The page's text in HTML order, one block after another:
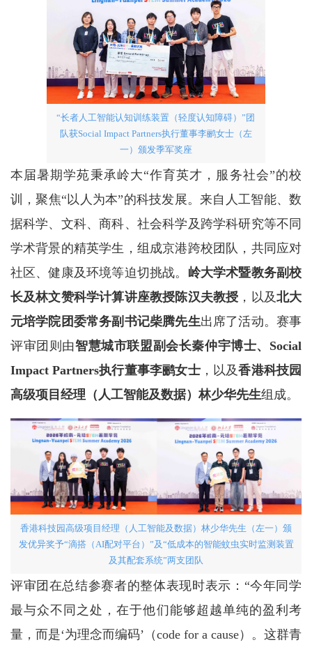
“长者人工智能认知训练装置（轻度认知障碍）”团
队获Social Impact Partners执行董事李鹂女士（左
一）颁发季军奖座
本届暑期学苑秉承岭大“作育英才，服务社会”的校
训，聚焦“以人为本”的科技发展。来自人工智能、数
据科学、文科、商科、社会科学及跨学科研究等不同
学术背景的精英学生，组成京港跨校团队，共同应对
社区、健康及环境等迫切挑战。 岭大学术暨教务副校
长及林文赞科学计算讲座教授陈汉夫教授 ，以及北大
元培学院团委常务副书记柴腾先生出席了活动。赛事
评审团则由智慧城市联盟副会长秦仲宇博士、Social
Impact Partners执行董事李鹂女士，以及香港科技园
高级项目经理（人工智能及数据）林少华先生组成。
香港科技园高级项目经理（人工智能及数据）林少华先生（左一）颁
发优异奖予“滴搭（AI配对平台）”及“低成本的智能蚊虫实时监测装置
及其配套系统”两支团队
评审团在总结参赛者的整体表现时表示：“今年同学
最与众不同之处，在于他们能够超越单纯的盈利考
量，而是‘为理念而编码’（code for a cause）。这群青